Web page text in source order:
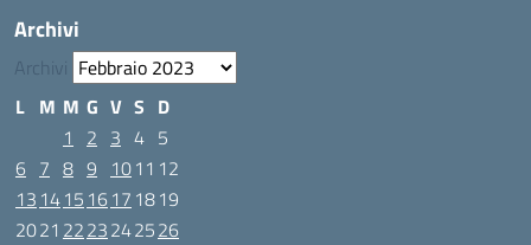
Archivi
Archivi
L M M G V S D
1
2 3 4 5
6 7 8 9 1011 12
13 1415 1617 1819
2021 2223242526